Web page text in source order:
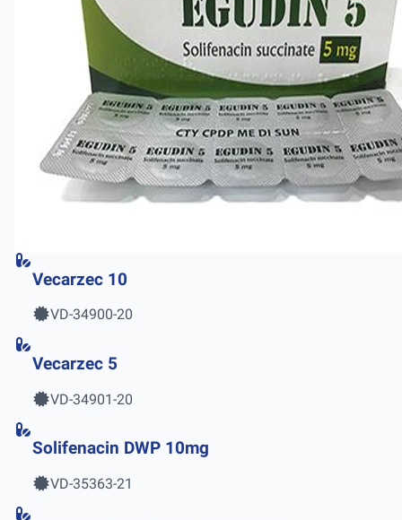
Vecarzec 10
VD-34900-20
Vecarzec 5
VD-34901-20
Solifenacin DWP 10mg
VD-35363-21